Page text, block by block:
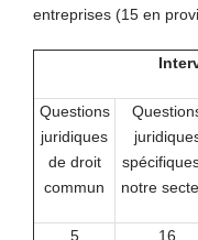
entreprises (15 en
Questions
juridiques
de droit
commun
notre
5 16